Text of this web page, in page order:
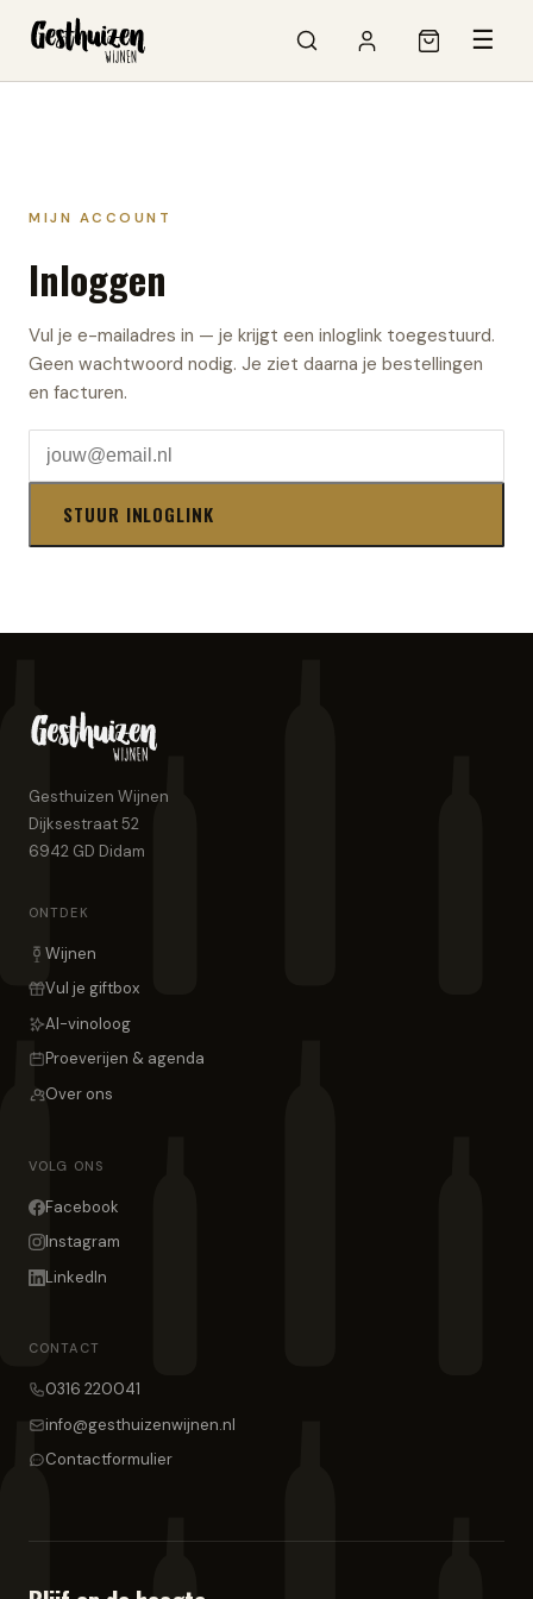
☰
MIJN ACCOUNT
Inloggen
Vul je e-mailadres in — je krijgt een inloglink toegestuurd.
Geen wachtwoord nodig. Je ziet daarna je bestellingen
en facturen.
STUUR INLOGLINK
Gesthuizen Wijnen
Dijksestraat 52
6942 GD Didam
ONTDEK
Wijnen
Vul je giftbox
AI-vinoloog
Proeverijen & agenda
Over ons
VOLG ONS
Facebook
Instagram
LinkedIn
CONTACT
0316 220041
info@gesthuizenwijnen.nl
Contactformulier